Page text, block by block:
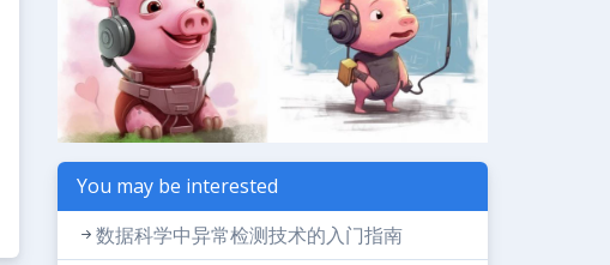
You may be interested
数据科学中异常检测技术的入门指南